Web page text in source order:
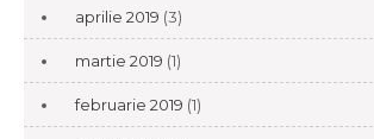
aprilie 2019 (3)
martie 2019 (1)
februarie 2019 (1)